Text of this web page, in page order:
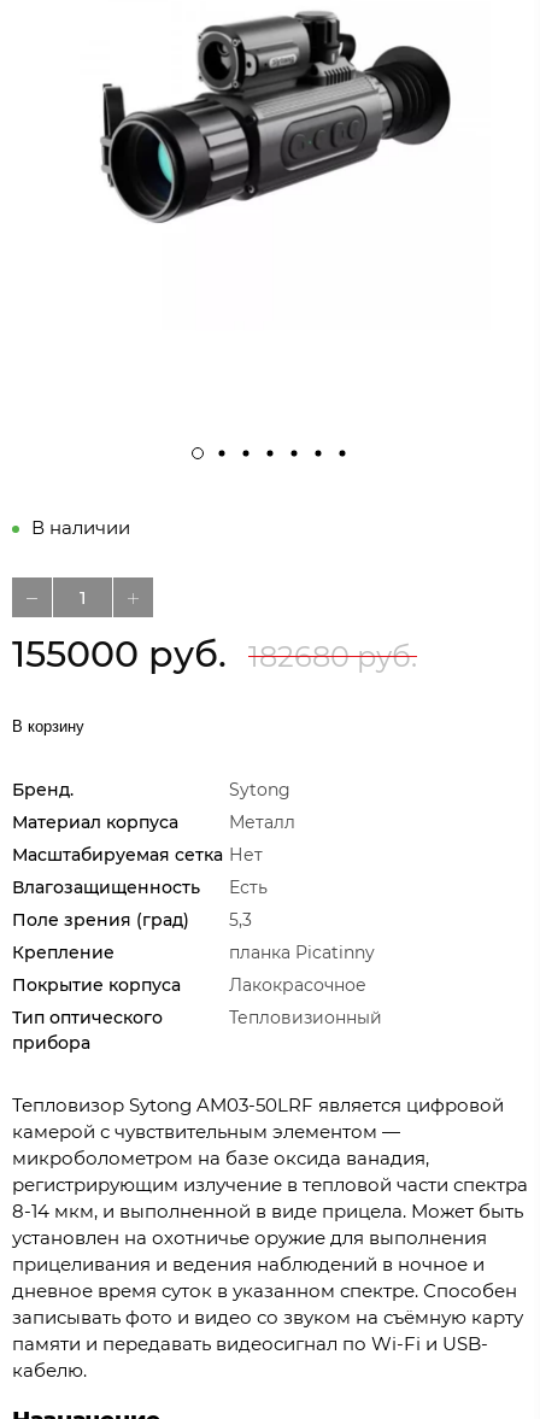
В наличии
155000 руб. 182680 руб.
В корзину
Бренд.
Sytong
Материал корпуса
Металл
Масштабируемая сетка Нет
Влагозащищенность
Есть
Поле зрения (град)
5,3
Крепление
планка Picatinny
Покрытие корпуса
Лакокрасочное
Тип оптического
прибора
Тепловизионный
Тепловизор Sytong AM03-50LRF является цифровой
камерой с чувствительным элементом —
микроболометром на базе оксида ванадия,
регистрирующим излучение в тепловой части спектра
8-14 мкм, и выполненной в виде прицела. Может быть
установлен на охотничье оружие для выполнения
прицеливания и ведения наблюдений в ночное и
дневное время суток в указанном спектре. Способен
записывать фото и видео со звуком на съёмную карту
памяти и передавать видеосигнал по Wi-Fi и USB-
кабелю.